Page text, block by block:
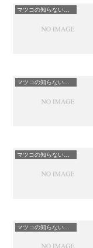
マツコの知らない世界
マツコの知らない世界
マツコの知らない世界
マツコの知らない世界